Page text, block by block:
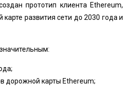
прототип клиента Ethereum,
развития сети до 2030 года и
дорожной карты Ethereum;